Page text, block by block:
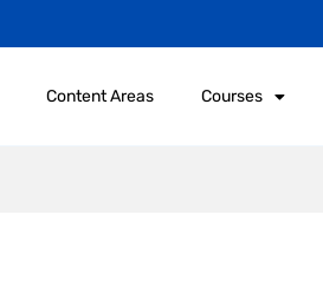
Content Areas Courses